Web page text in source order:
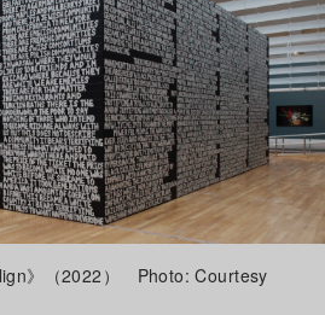
》（2022） Photo: Courtesy